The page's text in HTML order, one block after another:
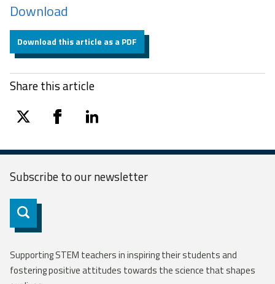
Download
Download this article as a PDF
Share this article
twitter facebooklinkedin
Subscribe to ournewsletter
Subscribe
Supporting STEM teachers in inspiring their students and
fostering positive attitudes towards the science that shapes